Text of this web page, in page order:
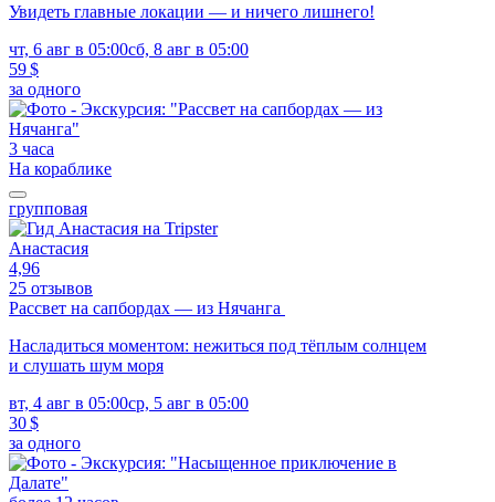
Увидеть главные локации — и ничего лишнего!
чт, 6 авг в 05:00сб, 8 авг в 05:00
59 $
за одного
3 часа
На кораблике
групповая
Анастасия
4,96
25 отзывов
Рассвет на сапбордах — из Нячанга
Насладиться моментом: нежиться под тёплым солнцем
и слушать шум моря
вт, 4 авг в 05:00ср, 5 авг в 05:00
30 $
за одного